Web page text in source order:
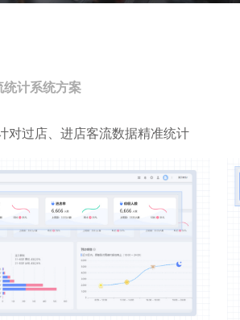
计系统方案
对过店、进店客流数据精准统计